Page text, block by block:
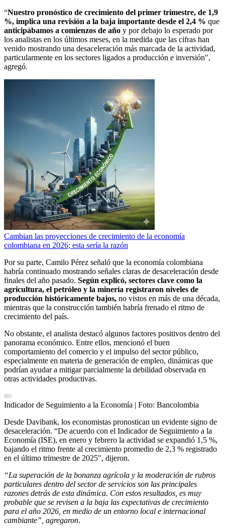
“Nuestro pronóstico de crecimiento del primer trimestre, de 1,9
%, implica una revisión a la baja importante desde el 2,4 % que
anticipábamos a comienzos de año y por debajo lo esperado por
los analistas en los últimos meses, en la medida que las cifras han
venido mostrando una desaceleración más marcada de la actividad,
particularmente en los sectores ligados a producción e inversión",
agregó.
Cambian las proyecciones de crecimiento de la economía
colombiana en 2026; esta sería la razón
Por su parte, Camilo Pérez señaló que la economía colombiana
habría continuado mostrando señales claras de desaceleración desde
finales del año pasado. Según explicó, sectores clave como la
agricultura, el petróleo y la minería registraron niveles de
producción históricamente bajos, no vistos en más de una década,
mientras que la construcción también habría frenado el ritmo de
crecimiento del país.
No obstante, el analista destacó algunos factores positivos dentro del
panorama económico. Entre ellos, mencionó el buen
comportamiento del comercio y el impulso del sector público,
especialmente en materia de generación de empleo, dinámicas que
podrían ayudar a mitigar parcialmente la debilidad observada en
otras actividades productivas.
Indicador de Seguimiento a la Economía | Foto: Bancolombia
Desde Davibank, los economistas pronostican un evidente signo de
desaceleración. “De acuerdo con el Indicador de Seguimiento a la
Economía (ISE), en enero y febrero la actividad se expandió 1,5 %,
bajando el ritmo frente al crecimiento promedio de 2,3 % registrado
en el último trimestre de 2025″, dijeron.
“La superación de la bonanza agrícola y la moderación de rubros
particulares dentro del sector de servicios son las principales
razones detrás de esta dinámica. Con estos resultados, es muy
probable que se revisen a la baja las expectativas de crecimiento
para el año 2026, en medio de un entorno local e internacional
cambiante”, agregaron.